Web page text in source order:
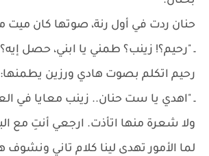
حنان ردت في أول رنة، صوتها كان ميت
ـ "رحيم؟! زينب؟ طمني يا ابني، حصل
رحيم اتكلم بصوت هادي ورزين يطمنها:
ـ "اهدي يا ست حنان.. زينب معايا في
ولا شعرة منها اتأذت. ارجعي أنتِ مع
لما الأمور تهدى لينا كلام تاني ونشوف